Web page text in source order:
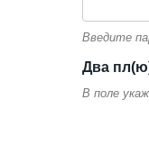
Введите
Двa
В поле